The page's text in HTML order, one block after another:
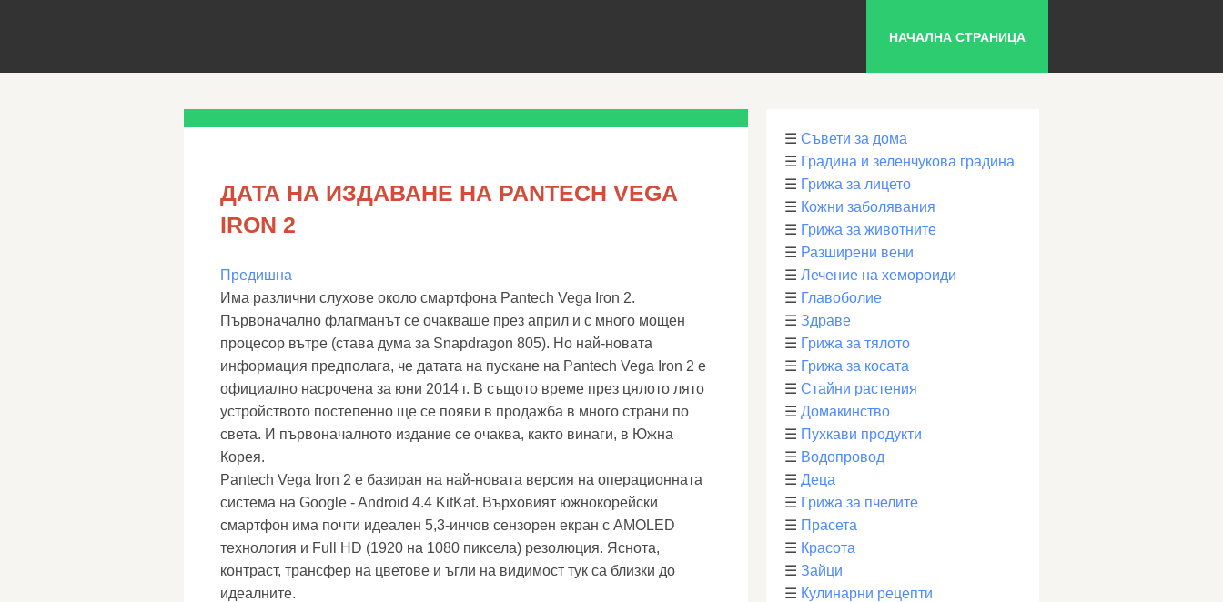
НАЧАЛНА СТРАНИЦА
ДАТА НА ИЗДАВАНЕ НА PANTECH VEGA
IRON 2
Предишна
Има различни слухове около смартфона Pantech Vega Iron 2.
Първоначално флагманът се очакваше през април и с много мощен
процесор вътре (става дума за Snapdragon 805). Но най-новата
информация предполага, че датата на пускане на Pantech Vega Iron 2 е
официално насрочена за юни 2014 г. В същото време през цялото лято
устройството постепенно ще се появи в продажба в много страни по
света. И първоначалното издание се очаква, както винаги, в Южна
Корея.
Pantech Vega Iron 2 е базиран на най-новата версия на операционната
система на Google - Android 4.4 KitKat. Върховият южнокорейски
смартфон има почти идеален 5,3-инчов сензорен екран с AMOLED
технология и Full HD (1920 на 1080 пиксела) резолюция. Яснота,
контраст, трансфер на цветове и ъгли на видимост тук са близки до
идеалните.
☰ Съвети за дома
☰ Градина и зеленчукова градина
☰ Грижа за лицето
☰ Кожни заболявания
☰ Грижа за животните
☰ Разширени вени
☰ Лечение на хемороиди
☰ Главоболие
☰ Здраве
☰ Грижа за тялото
☰ Грижа за косата
☰ Стайни растения
☰ Домакинство
☰ Пухкави продукти
☰ Водопровод
☰ Деца
☰ Грижа за пчелите
☰ Прасета
☰ Красота
☰ Зайци
☰ Кулинарни рецепти